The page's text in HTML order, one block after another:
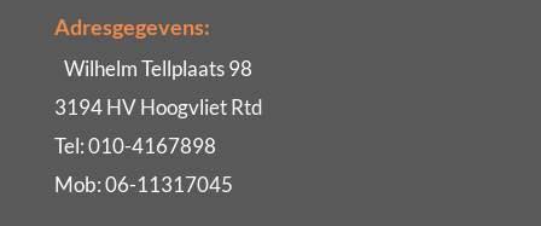
Adresgegevens:
Wilhelm Tellplaats 98
3194 HV Hoogvliet Rtd
Tel: 010-4167898
Mob: 06-11317045